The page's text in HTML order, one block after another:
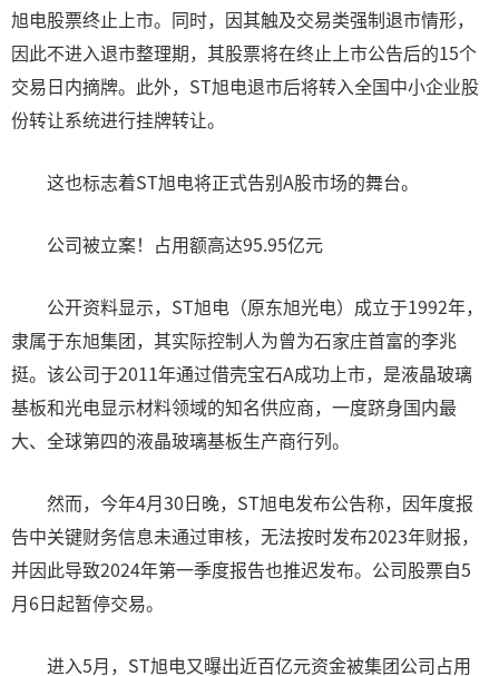
旭电股票终止上市。同时，因其触及交易类强制退市情形，
因此不进入退市整理期，其股票将在终止上市公告后的15个
交易日内摘牌。此外，ST旭电退市后将转入全国中小企业股
份转让系统进行挂牌转让。
这也标志着ST旭电将正式告别A股市场的舞台。
公司被立案！占用额高达95.95亿元
公开资料显示，ST旭电（原东旭光电）成立于1992年，
隶属于东旭集团，其实际控制人为曾为石家庄首富的李兆
挺。该公司于2011年通过借壳宝石A成功上市，是液晶玻璃
基板和光电显示材料领域的知名供应商，一度跻身国内最
大、全球第四的液晶玻璃基板生产商行列。
然而，今年4月30日晚，ST旭电发布公告称，因年度报
告中关键财务信息未通过审核，无法按时发布2023年财报，
并因此导致2024年第一季度报告也推迟发布。公司股票自5
月6日起暂停交易。
进入5月，ST旭电又曝出近百亿元资金被集团公司占用